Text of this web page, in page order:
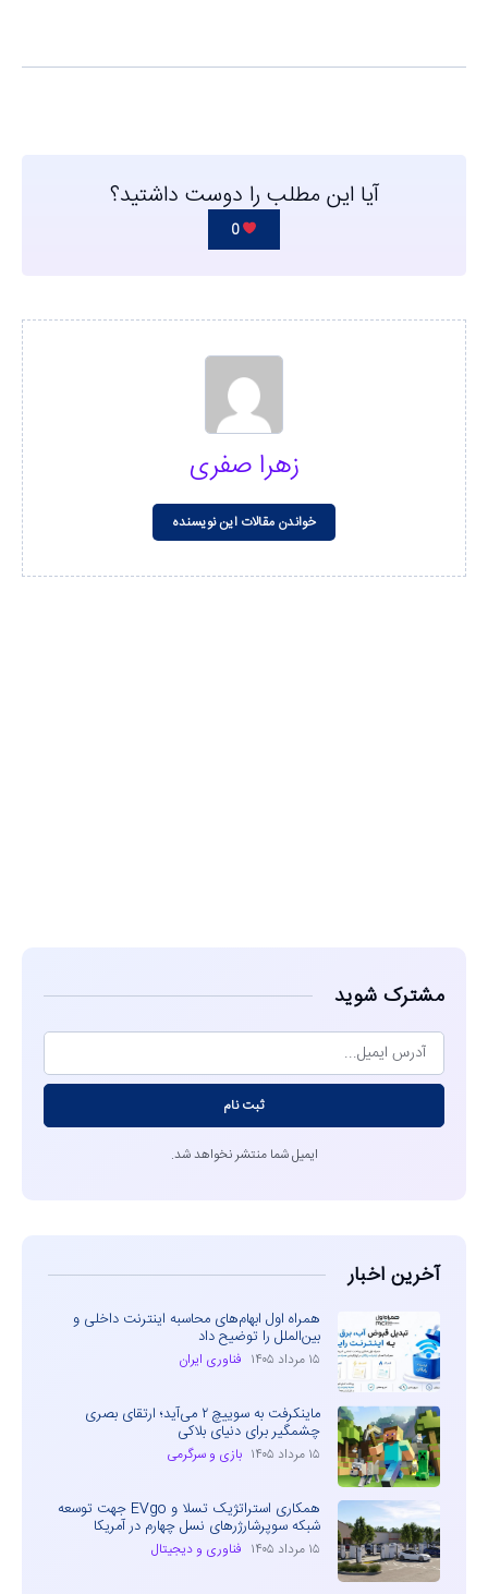
آیا این مطلب را دوست داشتید؟
0
زهرا صفری
خواندن مقالات این نویسنده
مشترک شوید
ثبت نام
ایمیل شما منتشر نخواهد شد.
آخرین اخبار
همراه اول ابهام‌های محاسبه اینترنت داخلی و
بین‌الملل را توضیح داد
۱۵ مرداد ۱۴۰۵ فناوری ایران
ماینکرفت به سوییچ ۲ می‌آید؛ ارتقای بصری
چشمگیر برای دنیای بلاکی
۱۵ مرداد ۱۴۰۵ بازی و سرگرمی
همکاری استراتژیک تسلا و EVgo جهت توسعه
شبکه سوپرشارژرهای نسل چهارم در آمریکا
۱۵ مرداد ۱۴۰۵ فناوری و دیجیتال